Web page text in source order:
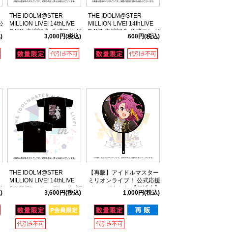
THE IDOLM@STER
MILLION LIVE! 14thLIVE
DAY1 主演記念 公式フルグ
ラフィックタオル 【エミリ
ー スチュアート】
3,000円(税込)
THE IDOLM@STER
MILLION LIVE! 14thLIVE
DAY1 主演記念 公式ロング
缶バッジ 【エミリー スチュ
アート】
600円(税込)
THE IDOLM@STER
MILLION LIVE! 14thLIVE
DAY2 Blooming Sign 公式T
シャツ 【馬場このみ】 Mサ
イズ
3,600円(税込)
【再販】アイドルマスター
ミリオンライブ！ 公式応援
ジャンボうちわ 【舞浜歩】
(11thLIVE ver.)1,000円(税込)